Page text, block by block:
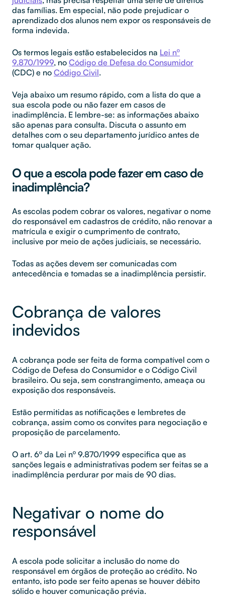
das famílias. Em especial, não pode prejudicar o
aprendizado dos alunos nem expor os responsáveis de
forma indevida.
Os termos legais estão estabelecidos na Lei nº
9.870/1999, no Código de Defesa do Consumidor
(CDC) e no Código Civil.
Veja abaixo um resumo rápido, com a lista do que a
sua escola pode ou não fazer em casos de
inadimplência. E lembre-se: as informações abaixo
são apenas para consulta. Discuta o assunto em
detalhes com o seu departamento jurídico antes de
tomar qualquer ação.
O que a escola pode fazer em caso de
inadimplência?
As escolas podem cobrar os valores, negativar o nome
do responsável em cadastros de crédito, não renovar a
matrícula e exigir o cumprimento de contrato,
inclusive por meio de ações judiciais, se necessário.
Todas as ações devem ser comunicadas com
antecedência e tomadas se a inadimplência persistir.
Cobrança de valores
indevidos
A cobrança pode ser feita de forma compatível com o
Código de Defesa do Consumidor e o Código Civil
brasileiro. Ou seja, sem constrangimento, ameaça ou
exposição dos responsáveis.
Estão permitidas as notificações e lembretes de
cobrança, assim como os convites para negociação e
proposição de parcelamento.
O art. 6º da Lei nº 9.870/1999 especifica que as
sanções legais e administrativas podem ser feitas se a
inadimplência perdurar por mais de 90 dias.
Negativar o nome do
responsável
A escola pode solicitar a inclusão do nome do
responsável em órgãos de proteção ao crédito. No
entanto, isto pode ser feito apenas se houver débito
sólido e houver comunicação prévia.